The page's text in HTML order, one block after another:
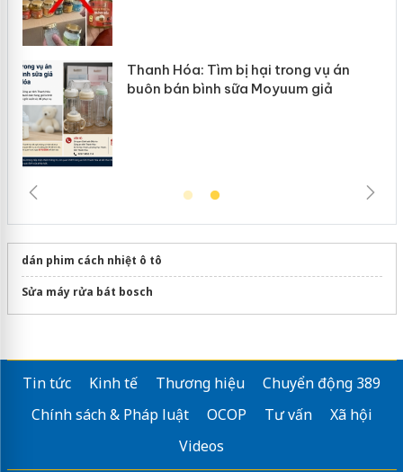
Thanh Hóa: Tìm bị hại trong vụ án
buôn bán bình sữa Moyuum giả
dán phim cách nhiệt ô tô
Sửa máy rửa bát bosch
Tin tức Kinh tế Thương hiệu
Chuyển động 389
Chính sách & Pháp luật
OCOP Tư vấn
Xã hội
Videos